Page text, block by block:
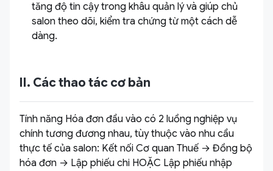
tăng độ tin cậy trong khâu quản lý và giúp chủ
salon theo dõi, kiểm tra chứng từ một cách dễ
dàng.
II. Các thao tác cơ bản
Tính năng Hóa đơn đầu vào có 2 luồng nghiệp vụ
chính tương đương nhau, tùy thuộc vào nhu cầu
thực tế của salon: Kết nối Cơ quan Thuế → Đồng bộ
hóa đơn → Lập phiếu chi HOẶC Lập phiếu nhập